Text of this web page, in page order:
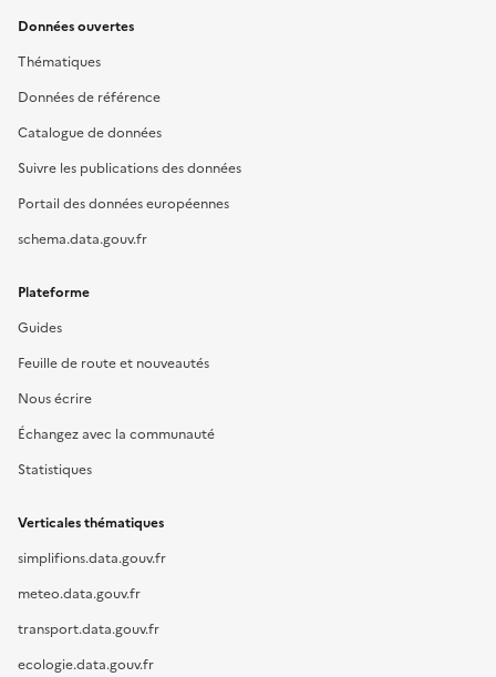
Données ouvertes
Thématiques
Données de référence
Catalogue de données
Suivre les publications des données
Portail des données européennes
schema.data.gouv.fr
Plateforme
Guides
Feuille de route et nouveautés
Nous écrire
Échangez avec la communauté
Statistiques
Verticales thématiques
simplifions.data.gouv.fr
meteo.data.gouv.fr
transport.data.gouv.fr
ecologie.data.gouv.fr